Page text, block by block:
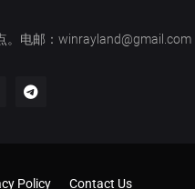
。电邮：winrayland@gmail.com
Policy Contact Us